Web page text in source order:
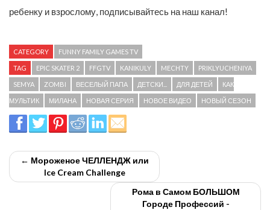
ребенку и взрослому, подписывайтесь на наш канал!
CATEGORY FUNNY FAMILY GAMES TV
TAG EPIC SKATER 2 FFGTV KANIKULY MECHTY PRIKLYUCHENIYA
SEMYA ZOMBI ВЕСЕЛЫЙ ПАПА ДЕТСКИ... ДЛЯ ДЕТЕЙ КАК
МУЛЬТИК МИЛАНА НОВАЯ СЕРИЯ НОВОЕ ВИДЕО НОВЫЙ СЕЗОН
← Мороженое ЧЕЛЛЕНДЖ или
Ice Cream Challenge
Рома в Самом БОЛЬШОМ
Городе Профессий -